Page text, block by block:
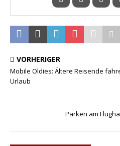
VORHERIGER
Mobile Oldies: Ältere Reisende
Urlaub
Parken am